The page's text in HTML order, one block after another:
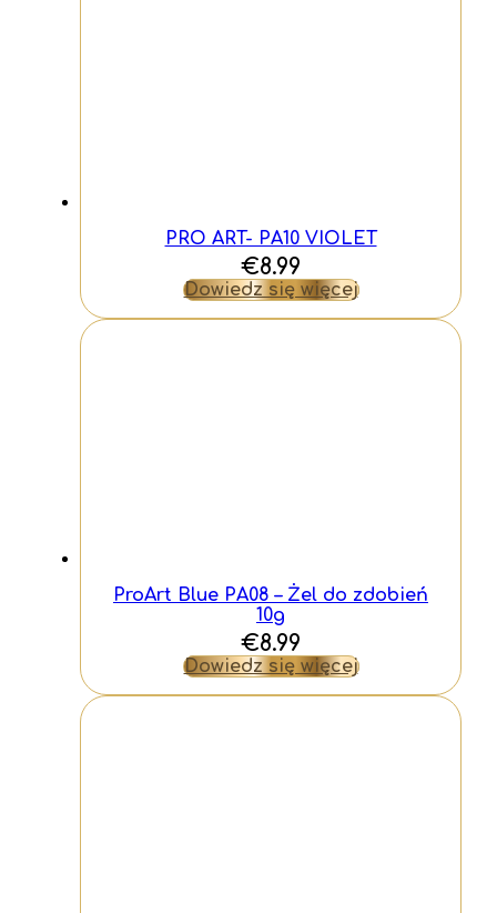
PRO ART- PA10 VIOLET
€8.99
Dowiedz się więcej
ProArt Blue PA08 – Żel do zdobień
10g
€8.99
Dowiedz się więcej